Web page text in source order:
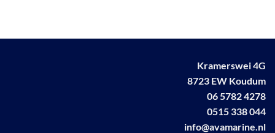
Kramerswei 4G
8723 EW Koudum
06 5782 4278
0515 338 044
info@avamarine.nl